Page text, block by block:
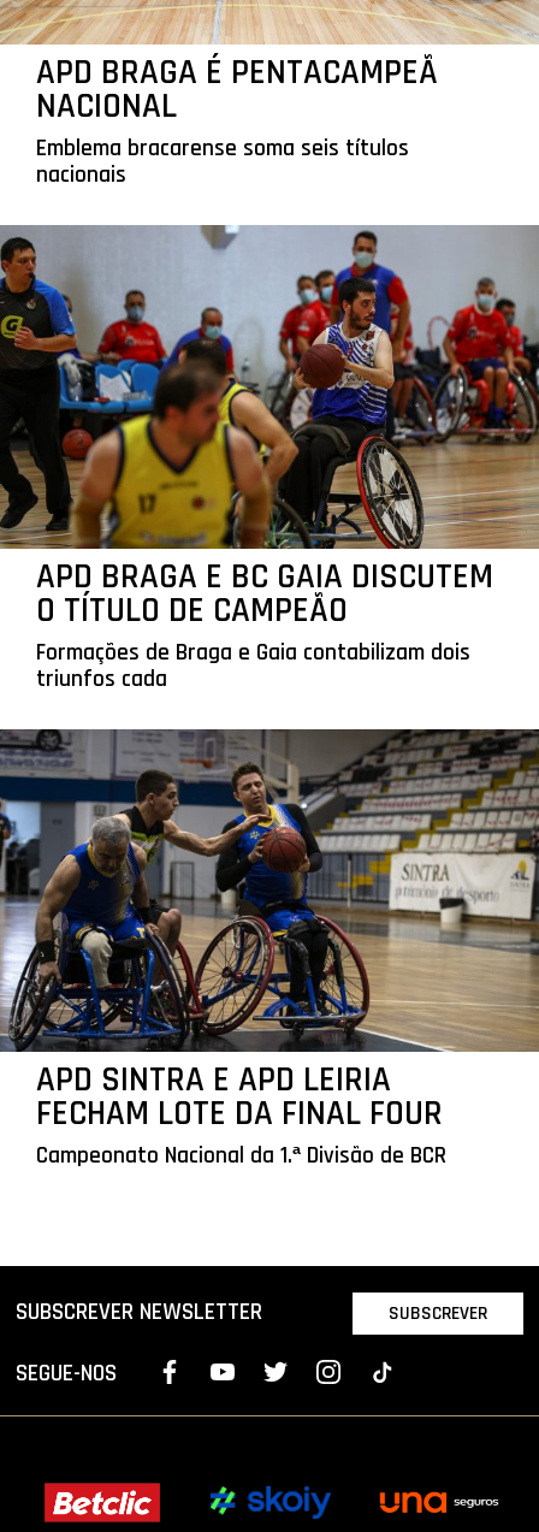
APD BRAGA É PENTACAMPEÃ
NACIONAL
Emblema bracarense soma seis títulos
nacionais
APD BRAGA E BC GAIA DISCUTEM
O TÍTULO DE CAMPEÃO
Formações de Braga e Gaia contabilizam dois
triunfos cada
APD SINTRA E APD LEIRIA
FECHAM LOTE DA FINAL FOUR
Campeonato Nacional da 1.ª Divisão de BCR
SUBSCREVER NEWSLETTER SUBSCREVER
SEGUE-NOS